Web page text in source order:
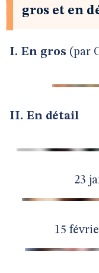
gros et en
I. En gros (par
II. En détail
23
15